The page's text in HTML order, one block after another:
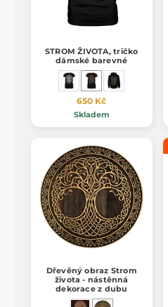
STROM ŽIVOTA, tričko
dámské barevné
650 Kč
Skladem
Dřevěný obraz Strom
života - nástěnná
dekorace z dubu